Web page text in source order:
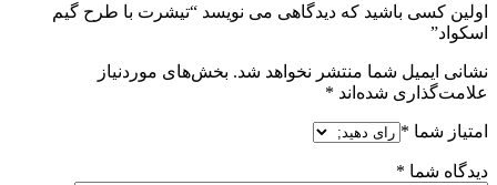
اولین کسی باشید که دیدگاهی می نویسد “تیشرت با طرح گیم
اسکواد”
نشانی ایمیل شما منتشر نخواهد شد. بخش‌های موردنیاز
علامت‌گذاری شده‌اند *
امتیاز شما *
دیدگاه شما *